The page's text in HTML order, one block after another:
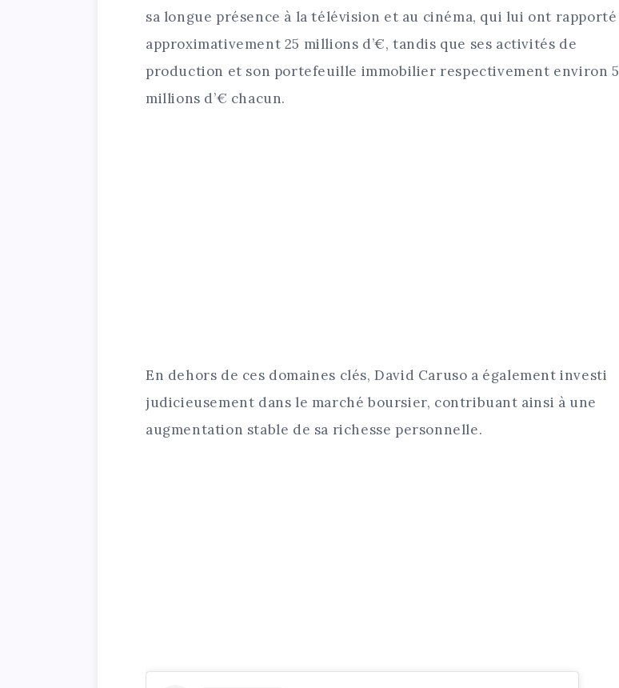
sa longue présence à la télévision et au cinéma, qui lui ont rapporté
approximativement 25 millions d’€, tandis que ses activités de
production et son portefeuille immobilier respectivement environ 5
millions d’€ chacun.
En dehors de ces domaines clés, David Caruso a également investi
judicieusement dans le marché boursier, contribuant ainsi à une
augmentation stable de sa richesse personnelle.